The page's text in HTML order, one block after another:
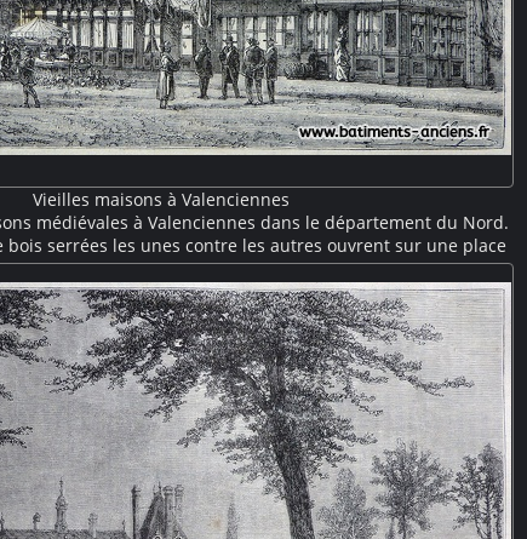
Vieilles maisons à Valenciennes
médiévales à Valenciennes dans le département du Nord.
bois serrées les unes contre les autres ouvrent sur une place
Des boutiques au rez-de-chaussée donnent sur le marché.
fortes pentes sont couronnées d'épis de toiture.